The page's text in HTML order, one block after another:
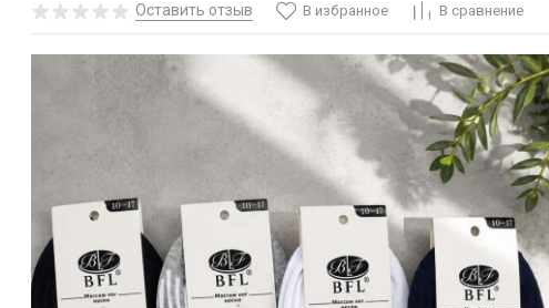
Оставить отзыв В избранное В сравнение